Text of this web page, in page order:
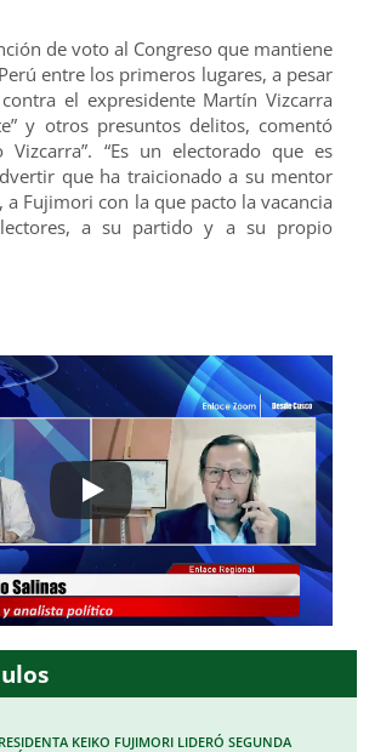
de voto al Congreso que mantiene
entre los primeros lugares, a pesar
el expresidente Martín Vizcarra
y otros presuntos delitos, comentó
Vizcarra”. “Es un electorado que es
que ha traicionado a su mentor
a Fujimori con la que pacto la vacancia
a su partido y a su propio
KEIKO FUJIMORI LIDERÓ SEGUNDA